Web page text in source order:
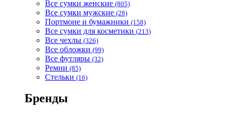
Все сумки женские (805)
Все сумки мужские (28)
Портмоне и бумажники (158)
Все сумки для косметики (213)
Все чехлы (326)
Все обложки (99)
Все футляры (32)
Ремни (85)
Стельки (16)
Бренды